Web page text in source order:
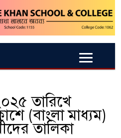
তারিখে
(বাংলা মাধ্যম)
তালিকা